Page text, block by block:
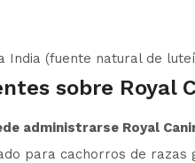
India (fuente natural de
sobre Royal
administrarse Royal
para cachorros de